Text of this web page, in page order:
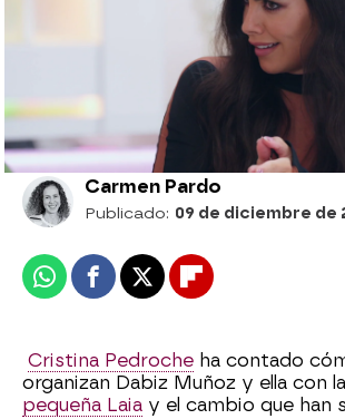
Carmen Pardo
Publicado: 09 de diciembre de
WhatsappFacebook
X Flipboard
Cristina Pedroche ha contado
organizan Dabiz Muñoz y ella con la
pequeña Laia y el cambio que han